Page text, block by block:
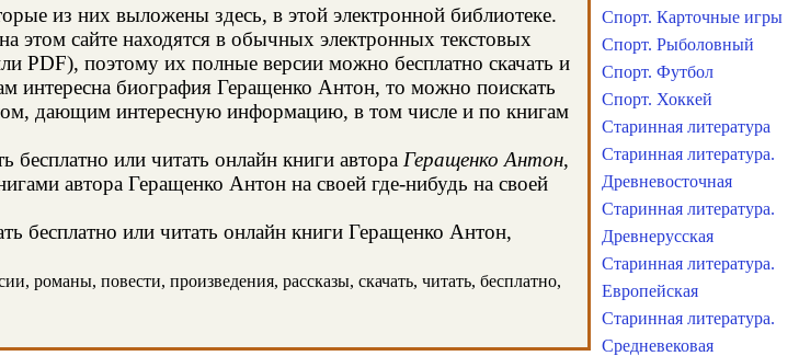
из них выложены здесь, в этой электронной библиотеке.
этом сайте находятся в обычных электронных текстовых
PDF), поэтому их полные версии можно бесплатно скачать и
интересна биография Геращенко Антон, то можно поискать
дающим интересную информацию, в том числе и по книгам
или читать онлайн книги автора Геращенко Антон,
автора Геращенко Антон на своей где-нибудь на своей
бесплатно или читать онлайн книги Геращенко Антон,
романы, повести, произведения, рассказы, скачать, читать, бесплатно,
Спорт. Карточные игры
Спорт. Рыболовный
Спорт. Футбол
Спорт. Хоккей
Старинная литература
Старинная литература.
Древневосточная
Старинная литература.
Древнерусская
Старинная литература.
Европейская
Старинная литература.
Средневековая